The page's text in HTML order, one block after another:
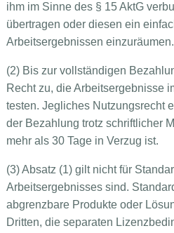
ihm im Sinne des § 15 AktG
übertragen oder diesen ein
Arbeitsergebnissen einzuräumen.
(2) Bis zur vollständigen
Recht zu, die Arbeitsergebnisse
testen. Jegliches Nutzungsrecht
der Bezahlung trotz schriftlicher
mehr als 30 Tage in Verzug ist.
(3) Absatz (1) gilt nicht für
Arbeitsergebnisses sind.
abgrenzbare Produkte oder
Dritten, die separaten